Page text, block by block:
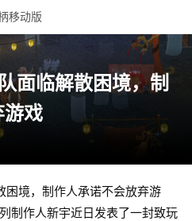
移动版
面临解散困境，制
游戏
困境，制作人承诺不会放弃游
制作人新宇近日发表了一封致玩